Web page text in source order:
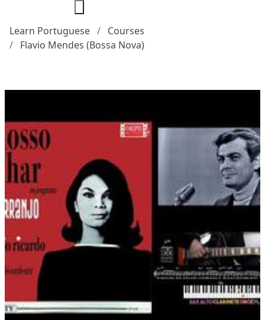
Learn Portuguese
Courses
Flavio Mendes (Bossa Nova)